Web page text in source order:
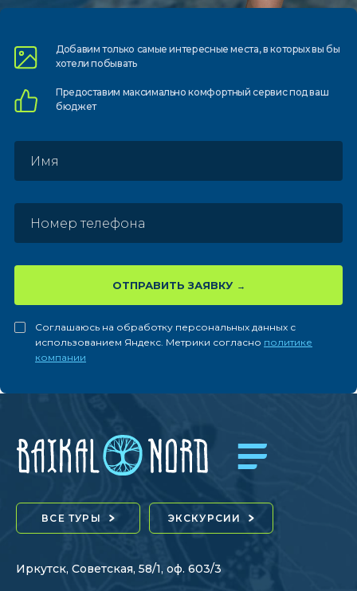
Добавим только самыеинтересные места, в которыхвы бы
хотели побывать
Предоставим максимально комфортныйсервис под ваш
бюджет
ОТПРАВИТЬ ЗАЯВКУ
Соглашаюсь на обработку персональных данных с
использованием Яндекс. Метрики согласно политике
компании
ВСЕ ТУРЫ ЭКСКУРСИИ
Иркутск, Советская, 58/1, оф. 603/3